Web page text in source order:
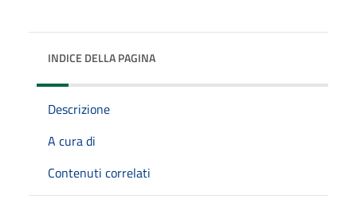
INDICE DELLA PAGINA
Descrizione
A cura di
Contenuti correlati